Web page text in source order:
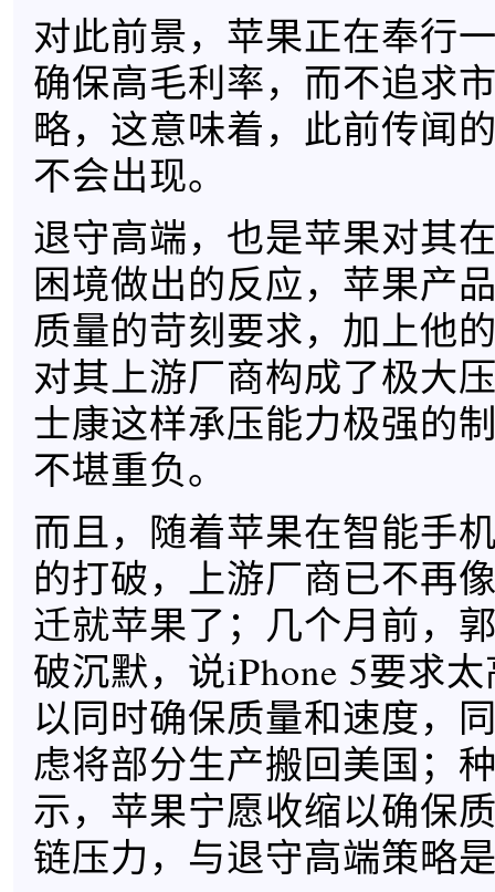
对此前景，苹果正在奉行
确保高毛利率，而不追求
略，这意味着，此前传闻
不会出现。
退守高端，也是苹果对其
困境做出的反应，苹果产
质量的苛刻要求，加上他
对其上游厂商构成了极大
士康这样承压能力极强的
不堪重负。
而且，随着苹果在智能手
的打破，上游厂商已不再
迁就苹果了；几个月前，
破沉默，说iPhone 5要求
以同时确保质量和速度，
虑将部分生产搬回美国；
示，苹果宁愿收缩以确保
链压力，与退守高端策略